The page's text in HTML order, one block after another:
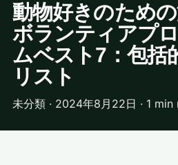
動物好きのため
ボランティアプ
ムベスト7：包括
リスト
未分類 · 2024年8月22日 · 1 min